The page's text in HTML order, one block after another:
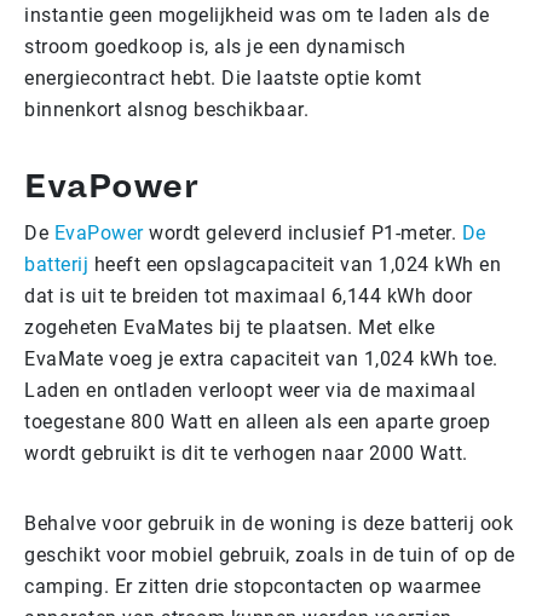
instantie geen mogelijkheid was om te laden als de
stroom goedkoop is, als je een dynamisch
energiecontract hebt. Die laatste optie komt
binnenkort alsnog beschikbaar.
EvaPower
De EvaPowerwordt geleverd inclusief P1-meter. De
batterij heeft een opslagcapaciteit van 1,024 kWh en
dat is uit te breiden tot maximaal 6,144 kWh door
zogeheten EvaMates bij te plaatsen. Met elke
EvaMate voeg je extra capaciteit van 1,024 kWh toe.
Laden en ontladen verloopt weer via de maximaal
toegestane 800 Watt en alleen als een aparte groep
wordt gebruikt is dit te verhogen naar 2000 Watt.
Behalve voor gebruik in de woning is deze batterij ook
geschikt voor mobiel gebruik, zoals in de tuin of op de
camping. Er zitten drie stopcontacten op waarmee